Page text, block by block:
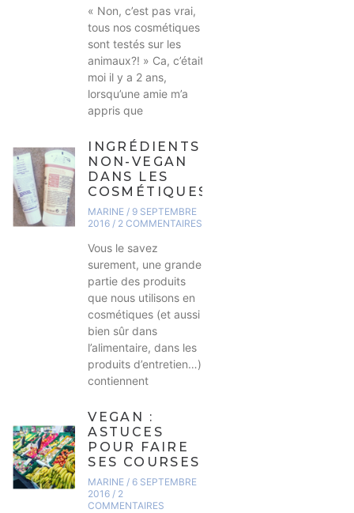
« Non, c’est pas vrai,
tous nos cosmétiques
sont testés sur les
animaux?! » Ca, c’était
moi il y a 2 ans,
lorsqu’une amie m’a
appris que
INGRÉDIENTS
NON-VEGAN
DANS LES
COSMÉTIQUES
MARINE 9 SEPTEMBRE
2016 2 COMMENTAIRES
Vous le savez
surement, une grande
partie des produits
que nous utilisons en
cosmétiques (et aussi
bien sûr dans
l’alimentaire, dans les
produits d’entretien…)
contiennent
VEGAN :
ASTUCES
POUR FAIRE
SES COURSES
MARINE 6 SEPTEMBRE
2016 2
COMMENTAIRES